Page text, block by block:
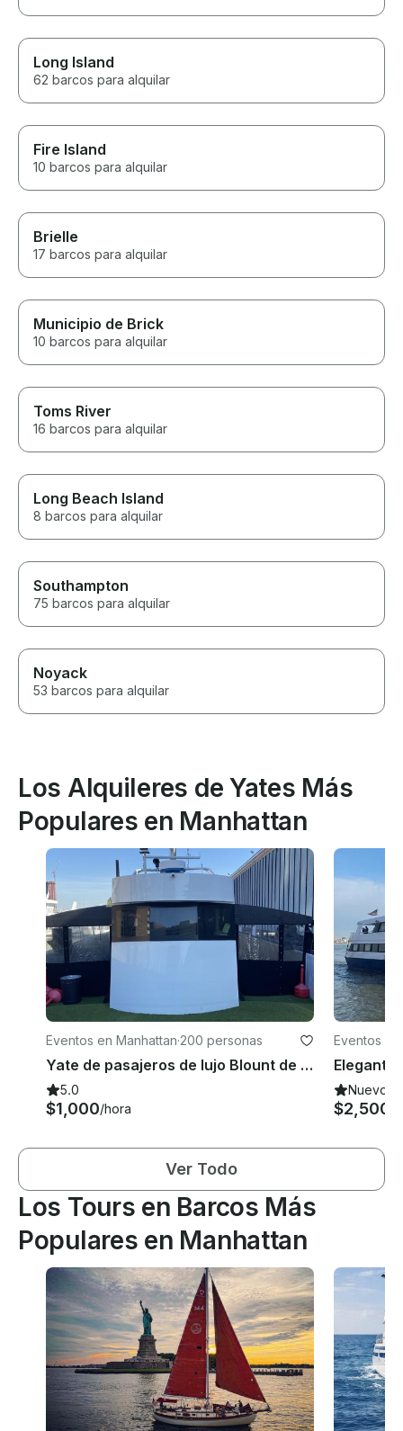
Long Island
62 barcos para alquilar
Fire Island
10 barcos para alquilar
Brielle
17 barcos para alquilar
Municipio de Brick
10 barcos para alquilar
Toms River
16 barcos para alquilar
Long Beach Island
8 barcos para alquilar
Southampton
75 barcos para alquilar
Noyack
53 barcos para alquilar
Los Alquileres de Yates Más
Populares en Manhattan
Eventos en Manhattan·200 personas
Yate de pasajeros de lujo Blount de 80 pies para eventos y más en Nueva York
5.0
$1,000/hora
Eventos
Nuevo
$2,500
Ver Todo
Los Tours en Barcos Más
Populares en Manhattan